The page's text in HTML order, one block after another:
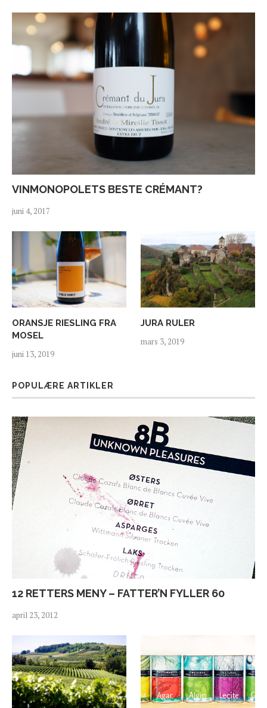
VINMONOPOLETS BESTE CRÉMANT?
juni 4, 2017
ORANSJE RIESLING FRA
MOSEL
juni 13, 2019
JURA RULER
mars 3, 2019
POPULÆRE ARTIKLER
12 RETTERS MENY – FATTER’N FYLLER 60
april 23, 2012